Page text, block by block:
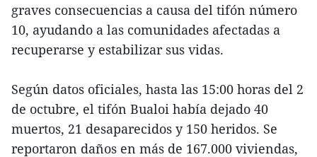
graves consecuencias a causa del tifón número
10, ayudando a las comunidades afectadas a
recuperarse y estabilizar sus vidas.
Según datos oficiales, hasta las 15:00 horas del 2
de octubre, el tifón Bualoi había dejado 40
muertos, 21 desaparecidos y 150 heridos. Se
reportaron daños en más de 167.000 viviendas,